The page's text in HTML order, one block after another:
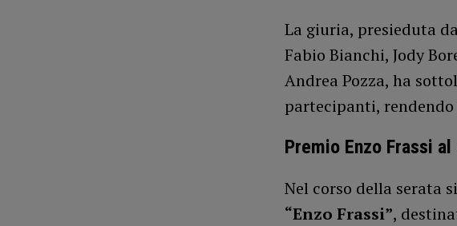
La giuria, presieduta
Fabio Bianchi, Jody
Andrea Pozza, ha
partecipanti,
Premio Enzo Frassi
Nel corso della serata
“Enzo Frassi”,